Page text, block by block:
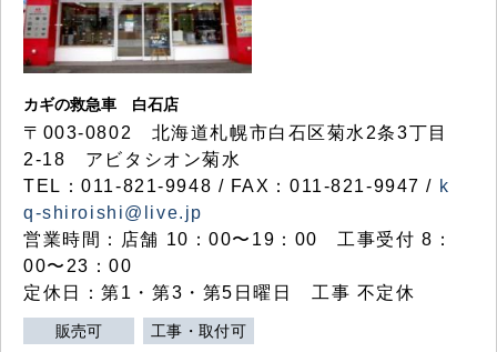
カギの救急車 白石店
〒003-0802 北海道札幌市白石区菊水2条3丁目
2-18 アビタシオン菊水
TEL：011-821-9948 / FAX：011-821-9947 / k
q-shiroishi@live.jp
営業時間：店舗 10：00〜19：00 工事受付 8：
00〜23：00
定休日：第1・第3・第5日曜日 工事 不定休
販売可 工事・取付可